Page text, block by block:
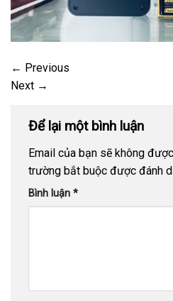
← Previous
Next →
Để lại một bình luận
Email của bạn sẽ không
trường bắt buộc được đánh
Bình luận *